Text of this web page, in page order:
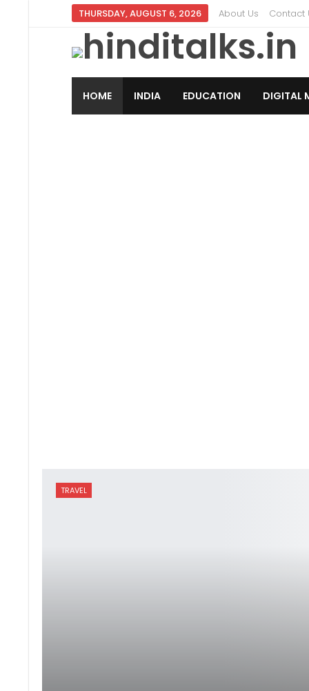
THURSDAY, AUGUST 6, 2026 About Us Contact
HOME INDIA EDUCATION DIGITAL
TRAVEL